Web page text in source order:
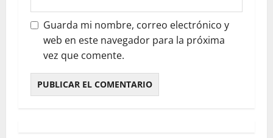
Guarda mi nombre, correo electrónico y
web en este navegador para la próxima
vez que comente.